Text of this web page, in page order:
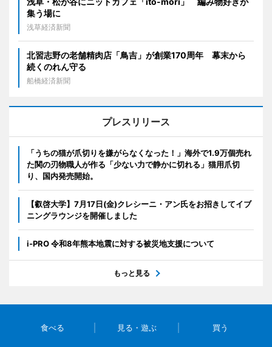
集う場に
浅草経済新聞
北習志野の老舗精肉店「鳥吉」が創業170周年 幕末から
続くのれん守る
船橋経済新聞
プレスリリース
「うちの猫が爪切りを嫌がらなくなった！」海外で1.9万個売れ
た関の刃物職人が作る「少ない力で静かに切れる」猫用爪切
り、国内発売開始。
【叡啓大学】7月17日(金)クレシーニ・アン氏をお招きしてイブ
ニングラウンジを開催しました
i-PRO 令和8年熊本地震に対する被災地支援について
もっと見る
食べる 見る・遊ぶ 買う